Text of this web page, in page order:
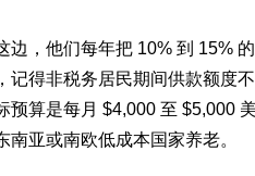
边，他们每年把 10% 到 15%
记得非税务居民期间供款额度
预算是每月 $4,000 至 $5,000
南亚或南欧低成本国家养老。